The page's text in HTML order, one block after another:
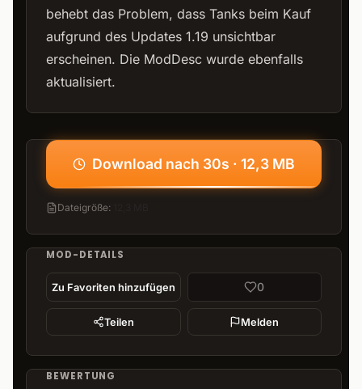
behebt das Problem, dass Tanks beim Kauf
aufgrund des Updates 1.19 unsichtbar
erscheinen. Die ModDesc wurde ebenfalls
aktualisiert.
Download nach 30s · 12,3 MB
Dateigröße:
MOD-DETAILS
Zu Favoriten hinzufügen 0
Teilen Melden
BEWERTUNG